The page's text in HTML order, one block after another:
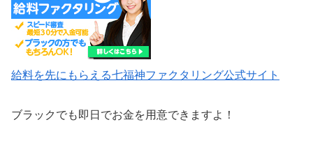
給料を先にもらえる七福神ファクタリング公式サイト
ブラックでも即日でお金を用意できますよ！